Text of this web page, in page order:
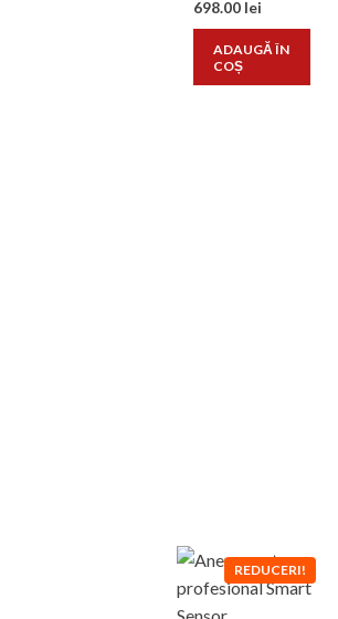
a
fost:
698.00 lei
curent
este:
ADAUGĂ ÎN
COȘ
REDUCERI!